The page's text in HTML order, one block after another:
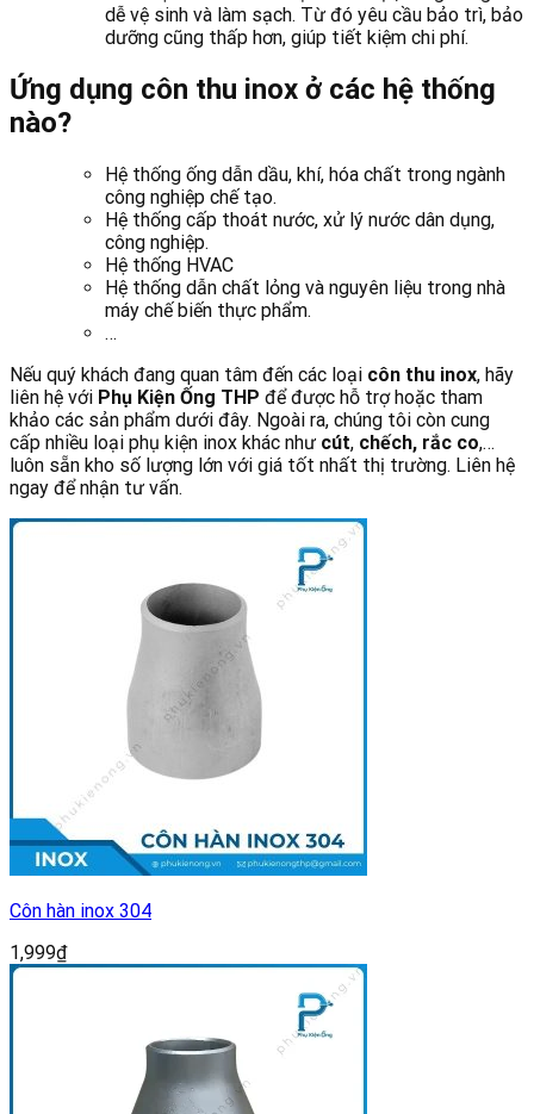
dễ vệ sinh và làm sạch. Từ đó yêu cầu bảo trì, bảo
dưỡng cũng thấp hơn, giúp tiết kiệm chi phí.
Ứng dụng côn thu inox ở các hệ thống
nào?
Hệ thống ống dẫn dầu, khí, hóa chất trong ngành
công nghiệp chế tạo.
Hệ thống cấp thoát nước, xử lý nước dân dụng,
công nghiệp.
Hệ thống HVAC
Hệ thống dẫn chất lỏng và nguyên liệu trong nhà
máy chế biến thực phẩm.
…
Nếu quý khách đang quan tâm đến các loại côn thu inox, hãy
liên hệ với Phụ Kiện Ống THP để được hỗ trợ hoặc tham
khảo các sản phẩm dưới đây. Ngoài ra, chúng tôi còn cung
cấp nhiều loại phụ kiện inox khác như cút, chếch, rắc co,…
luôn sẵn kho số lượng lớn với giá tốt nhất thị trường. Liên hệ
ngay để nhận tư vấn.
Côn hàn inox 304
1,999₫